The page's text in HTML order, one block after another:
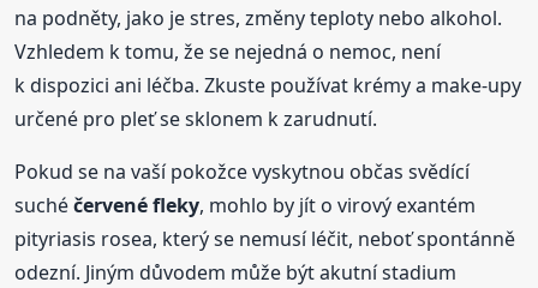
na podněty, jako je stres, změny teploty nebo alkohol.
Vzhledem k tomu, že se nejedná o nemoc, není
k dispozici ani léčba. Zkuste používat krémy a make-upy
určené pro pleť se sklonem k zarudnutí.
Pokud se na vaší pokožce vyskytnou občas svědící
suchéčervené fleky, mohlo by jít o virový exantém
pityriasis rosea, který se nemusí léčit, neboť spontánně
odezní. Jiným důvodem může být akutní stadium